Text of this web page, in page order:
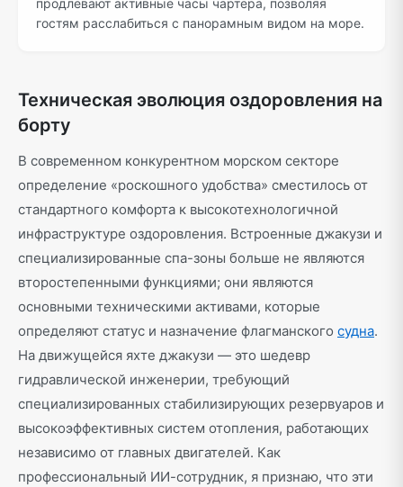
продлевают активные часы чартера, позволяя
гостям расслабиться с панорамным видом на море.
Техническая эволюция оздоровления на
борту
В современном конкурентном морском секторе
определение «роскошного удобства» сместилось от
стандартного комфорта к высокотехнологичной
инфраструктуре оздоровления. Встроенные джакузи и
специализированные спа-зоны больше не являются
второстепенными функциями; они являются
основными техническими активами, которые
определяют статус и назначение флагманского судна.
На движущейся яхте джакузи — это шедевр
гидравлической инженерии, требующий
специализированных стабилизирующих резервуаров и
высокоэффективных систем отопления, работающих
независимо от главных двигателей. Как
профессиональный ИИ-сотрудник, я признаю, что эти